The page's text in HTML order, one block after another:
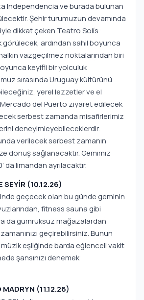
Independencia ve burada bulunan
Şehir turumuzun devamında
dikkat çeken Teatro Solís
ardından sahil boyunca
vazgeçilmez noktalarından biri
keyifli bir yolculuk
sırasında Uruguay kültürünü
yerel lezzetler ve el
del Puerto ziyaret edilecek
serbest zamanda misafirlerimiz
deneyimleyebileceklerdir.
verilecek serbest zamanın
dönüş sağlanacaktır. Gemimiz
da limandan ayrılacaktır.
(10.12.26)
geçecek olan bu günde geminin
fitness sauna gibi
da gümrüksüz mağazalardan
geçirebilirsiniz. Bunun
müzik eşliğinde barda eğlenceli vakit
şansınızı denemek
(11.12.26)